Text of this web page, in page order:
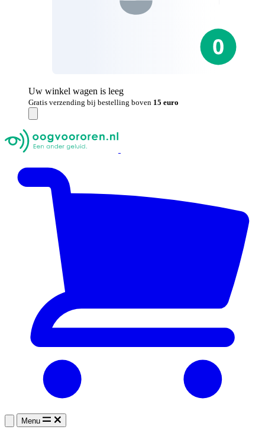
Uw winkel wagen is leeg
Gratis verzending bij bestelling boven 15 euro
Menu